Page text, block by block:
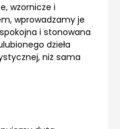
wzornicze i
wprowadzamy je
i stonowana
dzieła
niż sama